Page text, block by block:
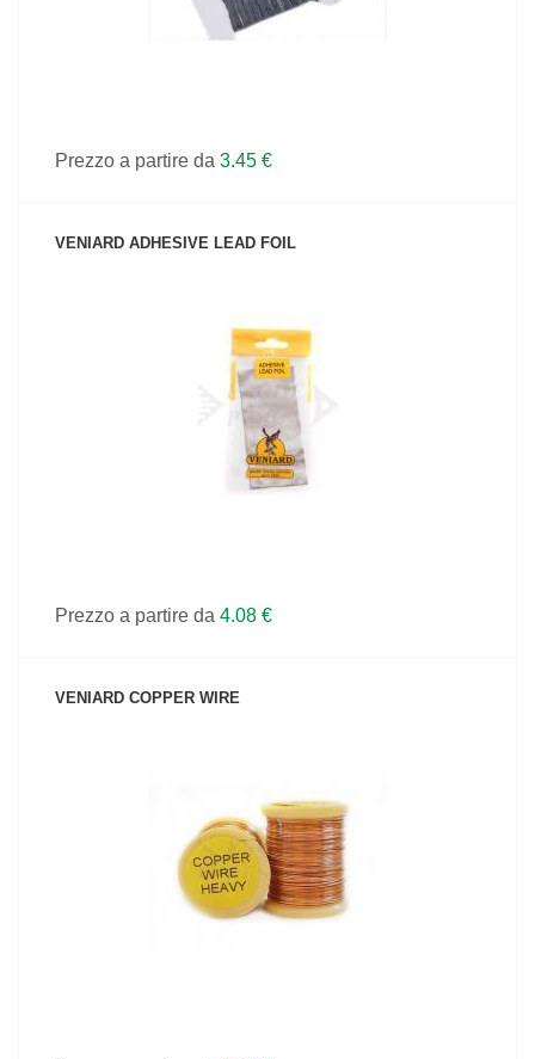
Prezzo a partire da 3.45 €
VENIARD ADHESIVE LEAD FOIL
VEDI IL PRODOTTO
Prezzo a partire da 4.08 €
VENIARD COPPER WIRE
VEDI IL PRODOTTO